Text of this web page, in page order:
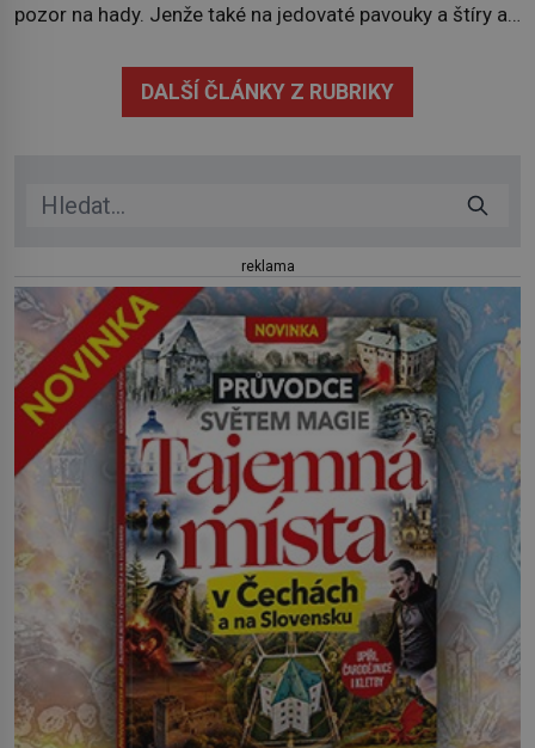
pozor na hady. Jenže také na jedovaté pavouky a štíry a
Stačí letmý dotyk a ozve se pronikavá bolest, která
přetrvává i týdny. Nenápadný tento […]
DALŠÍ ČLÁNKY Z RUBRIKY
reklama